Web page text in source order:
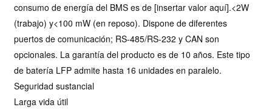
consumo de energía del BMS es de [insertar valor aquí].<2W
(trabajo) y<100 mW (en reposo). Dispone de diferentes
puertos de comunicación; RS-485/RS-232 y CAN son
opcionales. La garantía del producto es de 10 años. Este tipo
de batería LFP admite hasta 16 unidades en paralelo.
Seguridad sustancial
Larga vida útil